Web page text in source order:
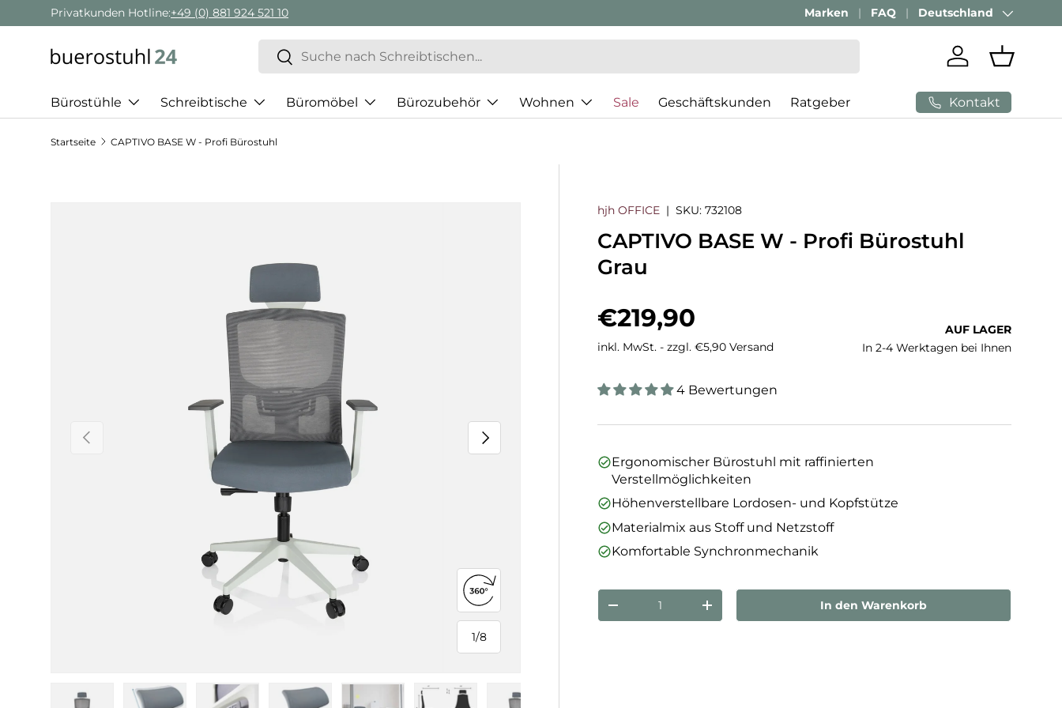
Direkt zum Inhalt
Geschäftskunden Beratung: + 49 (0) 881 924 521 22 Passenden Bürostuhl finden mitAI-Beratung
Marken FAQ Land/Region
Deutschland
Suchen
Suchen
Einloggen
Bürostühle Schreibtische Büromöbel Bürozubehör Wohnen Sale Geschäftskunden Ratgeber Kontakt
Startseite CAPTIVO BASE W - Profi Bürostuhl
Vorherige
1/
von
8
Nächste
360°-Ansicht öffnen
hjh OFFICE |SKU: 732108
CAPTIVO BASE W - Profi Bürostuhl
Grau
Normaler Preis
€219,90
inkl. MwSt. - zzgl. €5,90 Versand
AUF LAGER
In 2-4 Werktagen bei Ihnen
4 Bewertungen
Ergonomischer Bürostuhl mit raffinierten
Verstellmöglichkeiten
Höhenverstellbare Lordosen- und Kopfstütze
Materialmix aus Stoff und Netzstoff
Komfortable Synchronmechanik
Menge verringernMenge erhöhen In den Warenkorb